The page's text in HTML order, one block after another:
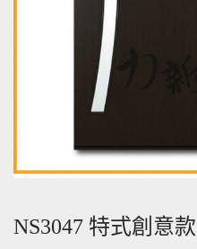
NS3047 特式創意